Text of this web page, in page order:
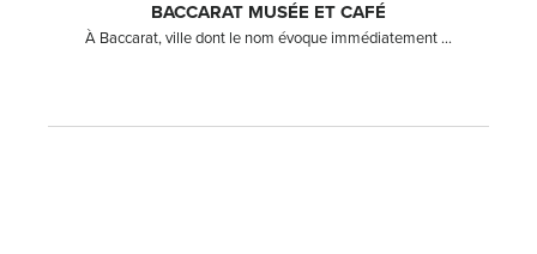
BACCARAT MUSÉE ET CAFÉ
À Baccarat, ville dont le nom évoque immédiatement ...